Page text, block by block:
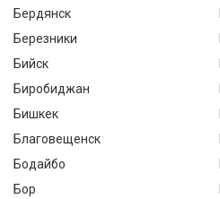
Бердянск
Березники
Бийск
Биробиджан
Бишкек
Благовещенск
Бодайбо
Бор